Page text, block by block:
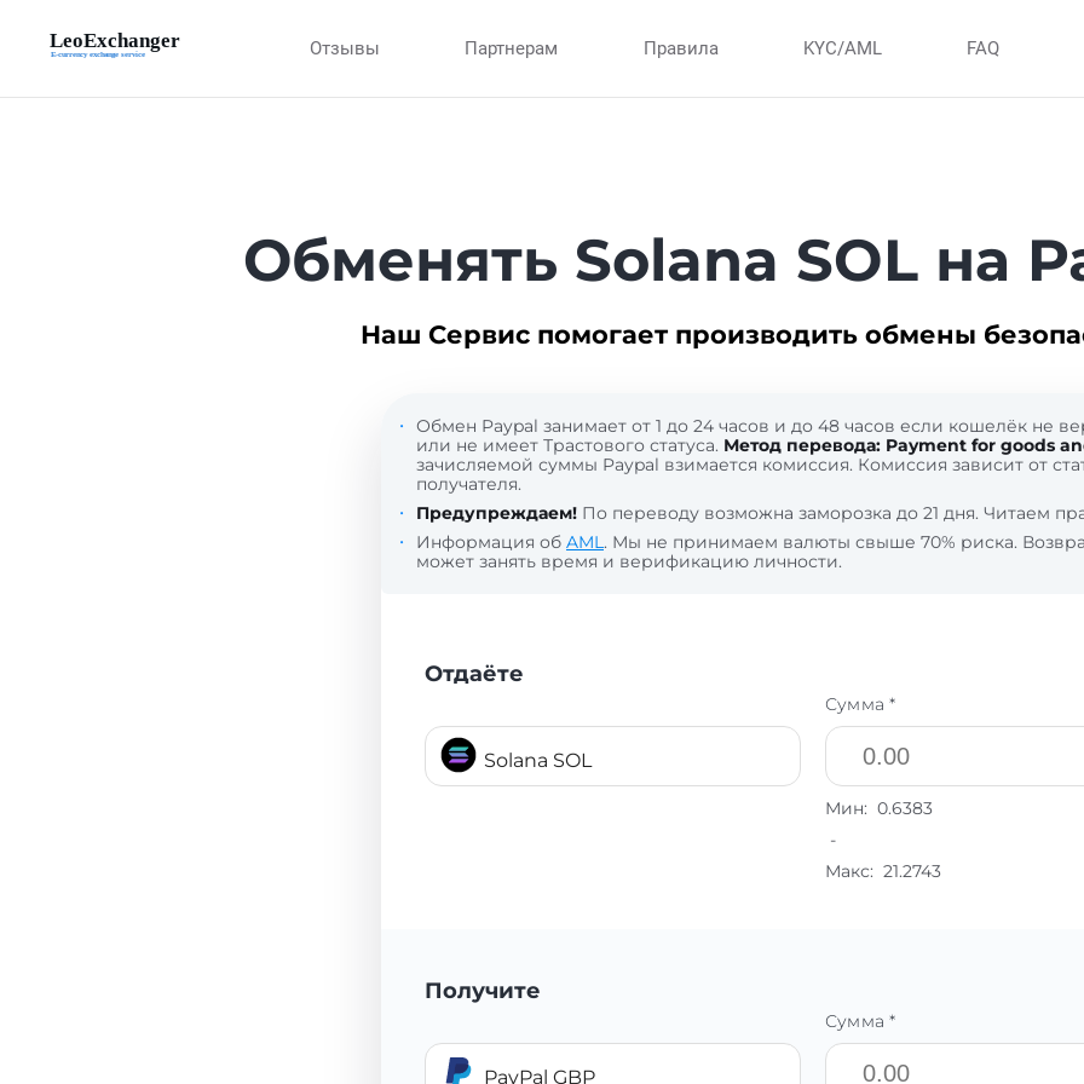
Отзывы Партнерам Правила KYC/AML FAQ
Обменять Solana SOL на
Наш Сервис помогает производить обмены
Обмен Paypal занимает от 1 до 24 часов и до 48 часов если кошелёк не
или не имеет Трастового статуса. Метод перевода: Payment for goods
зачисляемой суммы Paypal взимается комиссия. Комиссия зависит от
получателя.
Предупреждаем! По переводу возможна заморозка до 21 дня. Читаем
Информация об AML. Мы не принимаем валюты свыше 70% риска.
может занять время и верификацию личности.
Отдаёте
Solana SOL
Сумма *
Мин: 0.6383
-
Макс: 21.2743
Получите
PayPal GBP
Сумма *